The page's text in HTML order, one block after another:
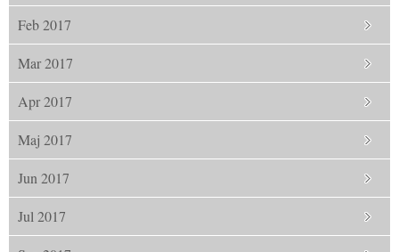
Feb 2017
Mar 2017
Apr 2017
Maj 2017
Jun 2017
Jul 2017